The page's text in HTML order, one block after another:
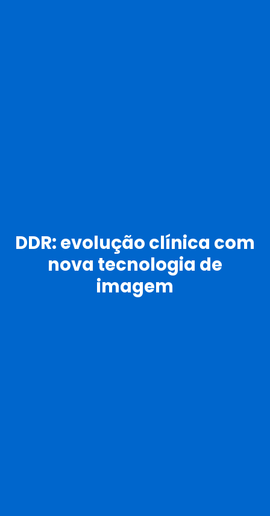
DDR: evolução clínica com
nova tecnologia de
imagem